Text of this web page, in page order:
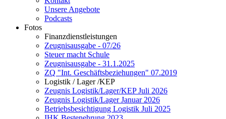
Unsere Angebote
Podcasts
Fotos
Finanzdienstleistungen
Zeugnisausgabe - 07/26
Steuer macht Schule
Zeugnisausgabe - 31.1.2025
ZQ "Int. Geschäftsbeziehungen" 07.2019
Logistik / Lager /KEP
Zeugnis Logistik/Lager/KEP Juli 2026
Zeugnis Logistik/Lager Januar 2026
Betriebsbesichtigung Logistik Juli 2025